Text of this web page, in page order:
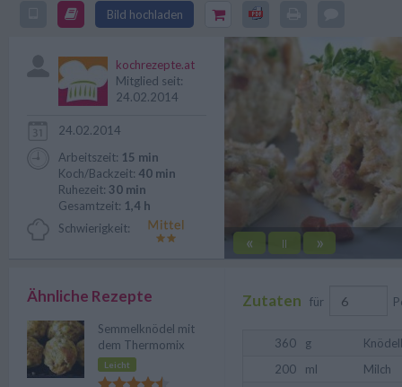
Bild hochladen
schmackhafte Beilage. Die
Rezept nicht schwer.
« || »
kochrezepte.at
Mitglied seit:
24.02.2014
24.02.2014
Arbeitszeit: 15 min
Koch/Backzeit: 40 min
Ruhezeit: 30 min
Gesamtzeit: 1,4 h
Schwierigkeit:
Zutaten für
360 g
200
ml
Milch
Ähnliche Rezepte
Semmelknödel mit
dem Thermomix
Leicht